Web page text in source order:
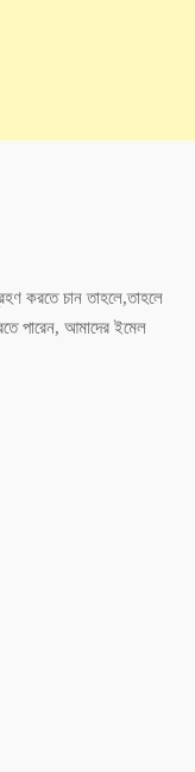
করতে চান তাহলে,তাহলে
পারেন, আমাদের ইমেল